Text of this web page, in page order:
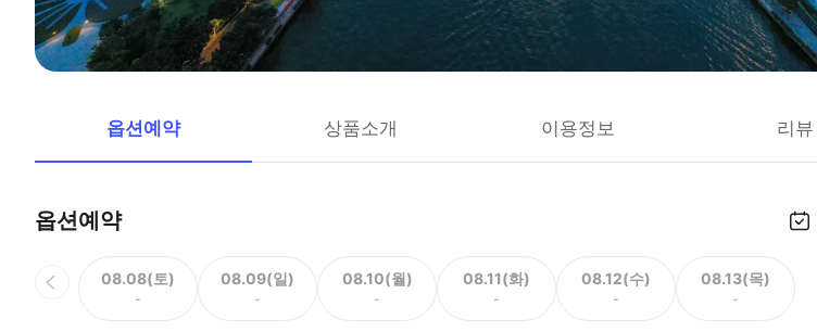
옵션예약 상품소개 이용정보 리뷰
옵션예약
08.08(토)
-
08.09(일)
-
08.10(월)
-
08.11(화)
-
08.12(수)
-
08.13(목)
-